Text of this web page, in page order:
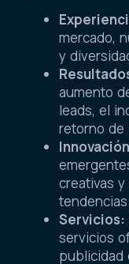
mercado,
y
aumento
leads, el
retorno de
creativas
Servicios:
servicios
publicidad